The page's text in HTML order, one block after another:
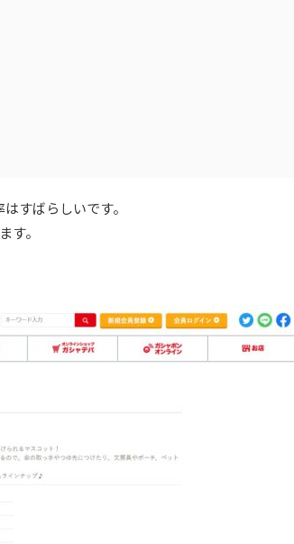
すばらしいです。
す。